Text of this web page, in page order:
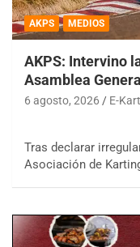
AKPS MEDIOS
AKPS: Intervino
Asamblea
6 agosto, 2026 E-Kart
Tras declarar
Asociación de